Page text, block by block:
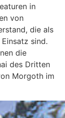
in
von
die als
sind.
die
des Dritten
Morgoth im